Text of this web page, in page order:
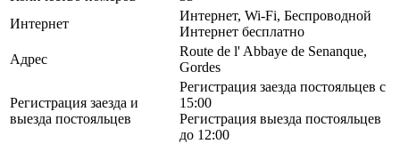
Интернет
Интернет, Wi-Fi, Беспроводной
Интернет бесплатно
Адрес
Route de l' Abbaye de Senanque,
Gordes
Регистрация заезда и
выезда постояльцев
Регистрация заезда постояльцев с
15:00
Регистрация выезда постояльцев
до 12:00